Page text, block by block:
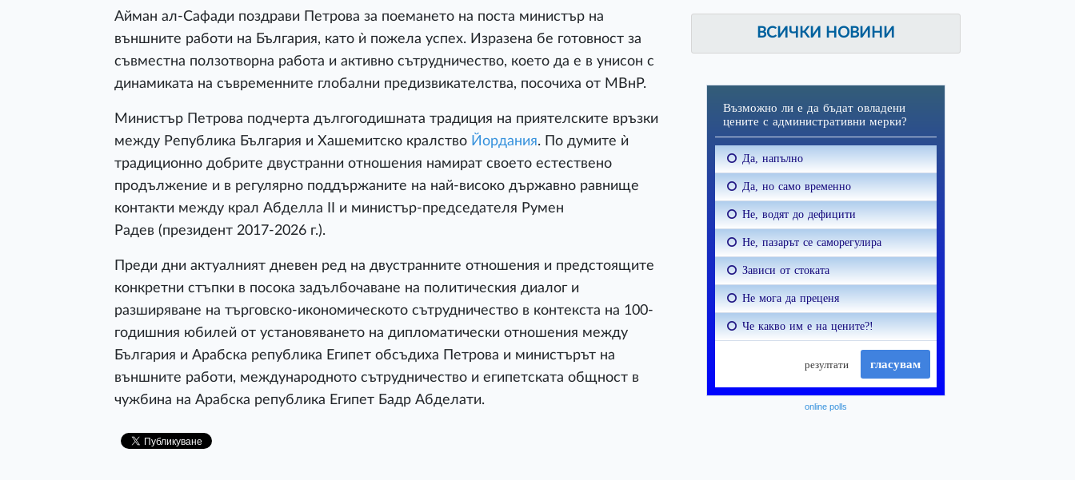
Айман ал-Сафади поздрави Петрова за поемането на поста министър на
външните работи на България, като ѝ пожела успех. Изразена бе готовност за
съвместна ползотворна работа и активно сътрудничество, което да е в унисон с
динамиката на съвременните глобални предизвикателства, посочиха от МВнР.
Министър Петрова подчерта дългогодишната традиция на приятелските връзки
между Република България и Хашемитско кралство Йордания. По думите ѝ
традиционно добрите двустранни отношения намират своето естествено
продължение и в регулярно поддържаните на най-високо държавно равнище
контакти между крал Абделла II и министър-председателя Румен
Радев (президент 2017-2026 г.).
Преди дни актуалният дневен ред на двустранните отношения и предстоящите
конкретни стъпки в посока задълбочаване на политическия диалог и
разширяване на търговско-икономическото сътрудничество в контекста на 100-
годишния юбилей от установяването на дипломатически отношения между
България и Арабска република Египет обсъдиха Петрова и министърът на
външните работи, международното сътрудничество и египетската общност в
чужбина на Арабска република Египет Бадр Абделати.
ВСИЧКИ НОВИНИ
online polls